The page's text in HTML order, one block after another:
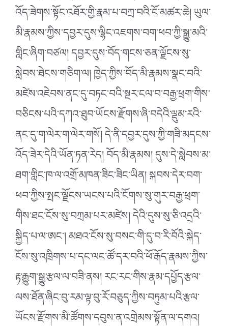
འོད་ཟེགས་སྟོང་འཐོར་གྱི་རྣམ་པ་བཀྲ་བའི་ངོ་མཚར་ཆེ། ཡུལ་
མི་རྣམས་ཀྱིས་དབྱར་དུས་ལྷིང་འཇགས་བག་ཕབ་ཀྱི་སྒྱུ་མའི་
གླིང་ཞིག་བཙལ། དབྱར་དུས་བོད་གངས་ཅན་ལྗོངས་སུ་
སླེབས་ཐེངས་གཅིག་ལ། ཁྱེད་ཀྱིས་བོད་མི་རྣམས་སྣང་བའི་
མཛེས་འཇེབས་ནང་དུ་བཏང་བའི་སྔར་ངལ་བ་བརྒྱ་ཕྲག་གིས་
བཅིངས་པའི་དཀའ་ཐུབ་ཡོངས་རྫོགས་ཞི་བདེའི་ལྡུམ་རའི་
ནང་དུ་ག་ལེར་ག་ལེར་གསོ། དེ་ནི་དབྱར་དུས་ཀྱི་གཟི་མདངས་
འོད་ཟེར་དེའི་ཡོན་ཏན་རེད། བོད་མི་རྣམས། དུས་དེ་སླེབས་མ་
ཐག་གླིང་ཁ་ལ་འགྲོ་མཁན་ཟིང་ཟིང་ཡིན། སྐབས་དེར་བག་
ཕབ་ཀྱིས་སྤང་ལྗོངས་ཡངས་པའི་ངོགས་སུ་གུར་བརྒྱ་ཕྲག་
གིས་ཐང་ངོས་སུ་བཀྲམ་པར་མཛེས། དེའི་དུས་སུ་ཅི་འདྲའི་
སྐྱིད་པ་ལ་ཨང༌། མཐའ་ངོས་སུ་བསང་གི་དུ་བ་རི་བོའི་སྐེད་
ངོས་སུ་འཁྲིགས་པ་དང་ལང་ཚོ་དར་བའི་ཕོ་རྒོད་རྣམས་ཀྱིས་
རྟ་རྒྱུག་སྒྱུ་རྩལ་ལ་བཟི་ནས། རང་རང་གིས་རྣམ་དཔྱོད་རྩལ་
ལས་ཐོན་ཞིང་བུ་རམ་ལྟ་བུ་རོ་བཅུད་ཀྱིས་བཏུམ་པའི་རྩལ་
ཡོངས་རྫོགས་མི་ཚོགས་དབུས་ན་འགྲེམས་སྟོན་ལ་དགའ།